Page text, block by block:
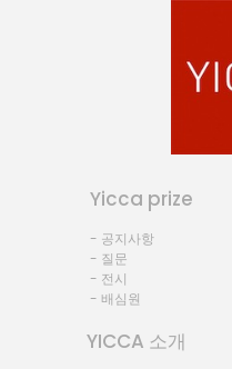
Yicca prize
- 공지사항
- 질문
- 전시
- 배심원
YICCA 소개